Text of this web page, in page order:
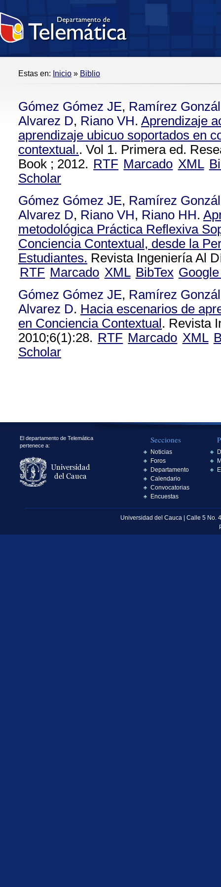
Estas en: Inicio » Biblio
Gómez Gómez JE, Ramírez
Alvarez D, Riano VH. Aprendizaje
aprendizaje ubicuo soportados en
contextual.. Vol 1. Primera ed.
Book ; 2012. RTF Marcado XML
Scholar
Gómez Gómez JE, Ramírez
Alvarez D, Riano VH, Riano HH.
metodológica Práctica Reflexiva
Conciencia Contextual, desde la
Estudiantes. Revista Ingeniería Al
RTF Marcado XML BibTex
Gómez Gómez JE, Ramírez
Alvarez D. Hacia escenarios de
en Conciencia Contextual . Revista
2010;6(1):28. RTF Marcado XML
Scholar
El departamento de Telemática
pertenece a:
Secciones
Noticias
Foros
Departamento
Calendario
Convocatorias
Encuestas
Universidad del Cauca | Calle 5 No.